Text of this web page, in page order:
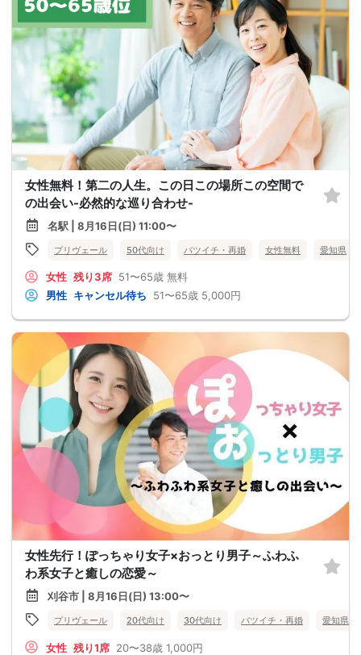
女性無料！第二の人生。この日この場所この空間で
の出会い-必然的な巡り合わせ-
名駅 | 8月16日(日) 11:00〜
プリヴェール 50代向け バツイチ・再婚 女性無料 愛知県
女性 残り3席 51〜65歳 無料
男性 キャンセル待ち 51〜65歳 5,000円
女性先行！ぽっちゃり女子×おっとり男子～ふわふ
わ系女子と癒しの恋愛～
刈谷市 | 8月16日(日) 13:00〜
プリヴェール 20代向け 30代向け バツイチ・再婚 愛知県
女性 残り1席 20〜38歳 1,000円